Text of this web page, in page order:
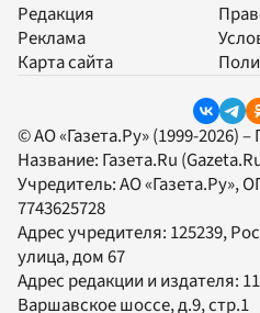
Редакция
Реклама
Карта сайта
© АО «Газета.Ру» (1999-2026)
Название: Газета.Ru
Учредитель:АО «Газета.Ру»,
7743625728
Адрес учредителя: 125239,
улица, дом 67
Адрес редакции и издателя:
Варшавское шоссе, д.9, стр.1